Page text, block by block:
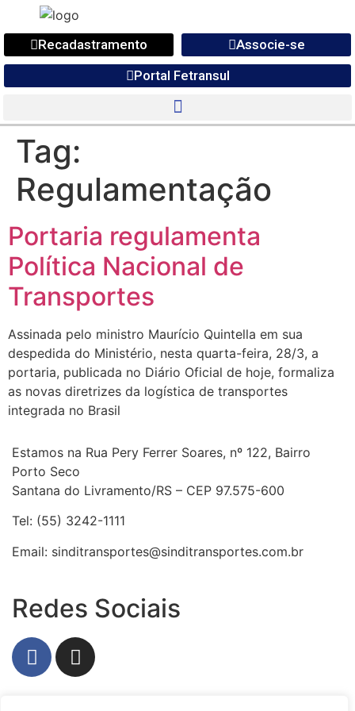
Recadastramento
Associe-se
Portal Fetransul
Tag:
Regulamentação
Portaria regulamenta
Política Nacional de
Transportes
Assinada pelo ministro Maurício Quintella em sua
despedida do Ministério, nesta quarta-feira, 28/3, a
portaria, publicada no Diário Oficial de hoje, formaliza
as novas diretrizes da logística de transportes
integrada no Brasil
Estamos na Rua Pery Ferrer Soares, nº 122, Bairro
Porto Seco
Santana do Livramento/RS – CEP 97.575-600
Tel: (55) 3242-1111
Email: sinditransportes@sinditransportes.com.br
Redes Sociais